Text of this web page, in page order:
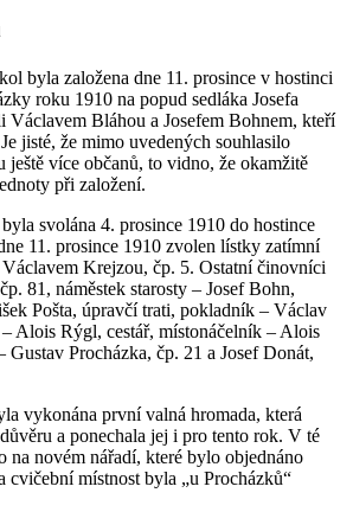
byla založena dne 11. prosince v hostinci
roku 1910 na popud sedláka Josefa
Václavem Bláhou a Josefem Bohnem, kteří
jisté, že mimo uvedených souhlasilo
ještě více občanů, to vidno, že okamžitě
při založení.
svolána 4. prosince 1910 do hostince
11. prosince 1910 zvolen lístky zatímní
Krejzou, čp. 5. Ostatní činovníci
81, náměstek starosty – Josef Bohn,
Pošta, úpravčí trati, pokladník – Václav
Alois Rýgl, cestář, místonáčelník – Alois
Gustav Procházka, čp. 21 a Josef Donát,
vykonána první valná hromada, která
a ponechala jej i pro tento rok. V té
na novém nářadí, které bylo objednáno
cvičební místnost byla „u Procházků“